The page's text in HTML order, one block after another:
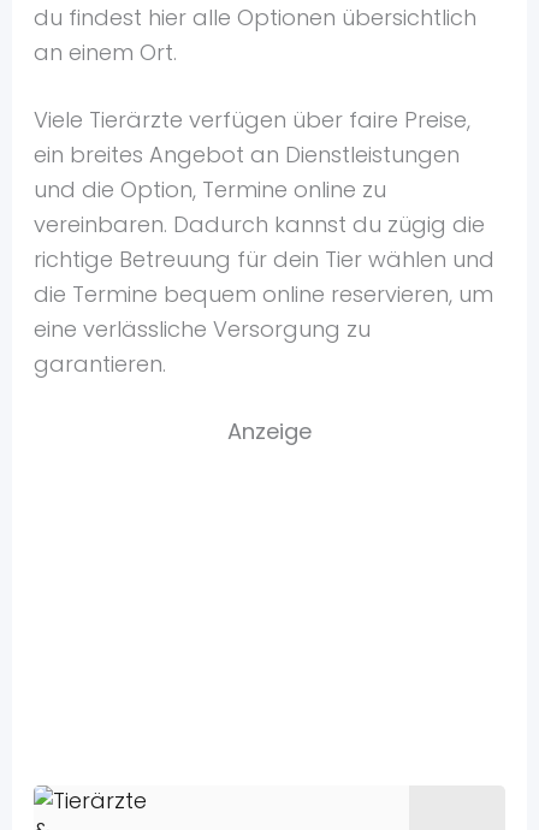
du findest hier alle Optionen übersichtlich
an einem Ort.
Viele Tierärzte verfügen über faire Preise,
ein breites Angebot an Dienstleistungen
und die Option, Termine online zu
vereinbaren. Dadurch kannst du zügig die
richtige Betreuung für dein Tier wählen und
die Termine bequem online reservieren, um
eine verlässliche Versorgung zu
garantieren.
Anzeige